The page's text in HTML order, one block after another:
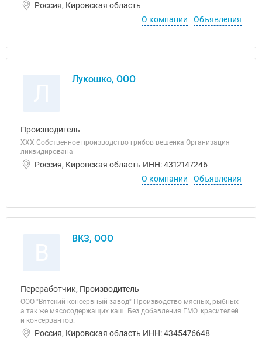
Россия, Кировская область
О компании
Объявления
Лукошко, ООО
Производитель
ХХХ Собственное производство грибов вешенка Организация
ликвидирована
Россия, Кировская область ИНН: 4312147246
О компании
Объявления
ВКЗ, ООО
Переработчик, Производитель
ООО "Вятский консервный завод" Производство мясных, рыбных
а так же мясосодержащих каш. Без добавления ГМО. красителей
и консервантов.
Россия, Кировская область ИНН: 4345476648